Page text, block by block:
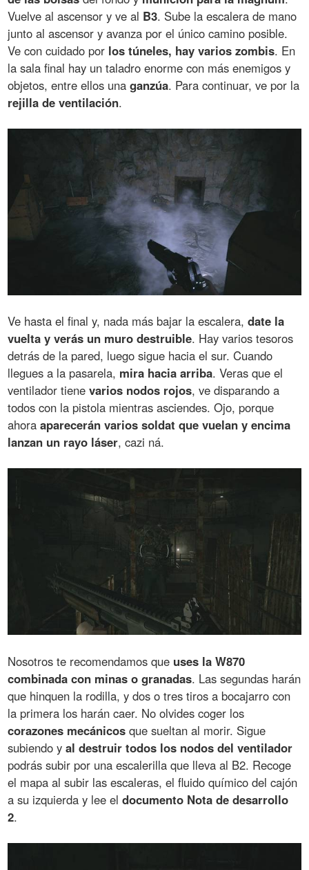
Vuelve al ascensor y ve al B3. Sube la escalera de mano
junto al ascensor y avanza por el único camino posible.
Ve con cuidado por los túneles, hay varios zombis. En
la sala final hay un taladro enorme con más enemigos y
objetos, entre ellos unaganzúa. Para continuar, ve por la
rejilla de ventilación.
Ve hasta el final y, nada más bajar la escalera,date la
vuelta y verás un muro destruible. Hay varios tesoros
detrás de la pared, luego sigue hacia el sur. Cuando
llegues a la pasarela, mira hacia arriba. Veras que el
ventilador tienevarios nodos rojos, ve disparando a
todos con la pistola mientras asciendes. Ojo, porque
ahoraaparecerán varios soldat que vuelan y encima
lanzan un rayo láser, cazi ná.
Nosotros te recomendamos que uses la W870
combinada con minas o granadas. Las segundas harán
que hinquen la rodilla, y dos o tres tiros a bocajarro con
la primera los harán caer. No olvides coger los
corazones mecánicos que sueltan al morir. Sigue
subiendo yal destruir todos los nodos del ventilador
podrás subir por una escalerilla que lleva al B2. Recoge
el mapa al subir las escaleras, el fluido químico del cajón
a su izquierda y lee eldocumento Nota de desarrollo
2.